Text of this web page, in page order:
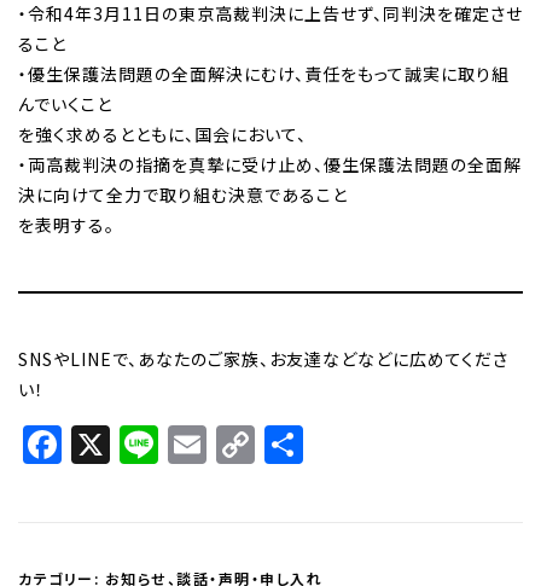
・令和4年3月11日の東京高裁判決に上告せず、同判決を確定させ
ること
・優生保護法問題の全面解決にむけ、責任をもって誠実に取り組
んでいくこと
を強く求めるとともに、国会において、
・両高裁判決の指摘を真摯に受け止め、優生保護法問題の全面解
決に向けて全力で取り組む決意であること
を表明する。
SNSやLINEで、あなたのご家族、お友達などなどに広めてくださ
い！
Facebook
X LineEmail
Copy
カテゴリー: お知らせ、談話・声明・申し入れ